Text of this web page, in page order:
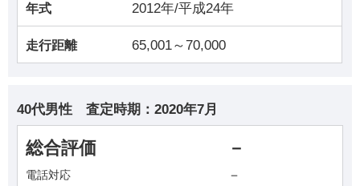
年式 2012年/平成24年
走行距離 65,001～70,000
40代男性 査定時期： 2020年7月
総合評価 －
電話対応 －